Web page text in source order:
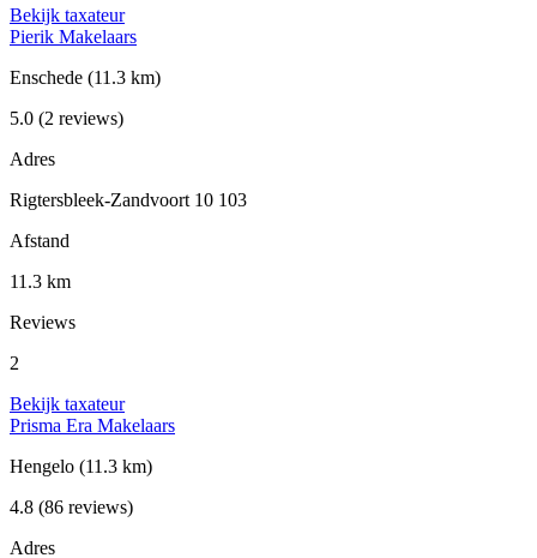
Bekijk taxateur
Pierik Makelaars
Enschede (11.3 km)
5.0 (2 reviews)
Adres
Rigtersbleek-Zandvoort 10 103
Afstand
11.3 km
Reviews
2
Bekijk taxateur
Prisma Era Makelaars
Hengelo (11.3 km)
4.8 (86 reviews)
Adres